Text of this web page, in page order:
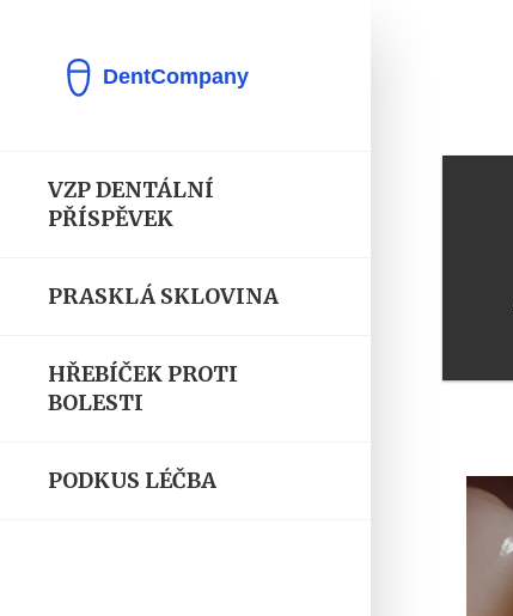
VZP DENTÁLNÍ
PŘÍSPĚVEK
PRASKLÁ SKLOVINA
HŘEBÍČEK PROTI
BOLESTI
PODKUS LÉČBA